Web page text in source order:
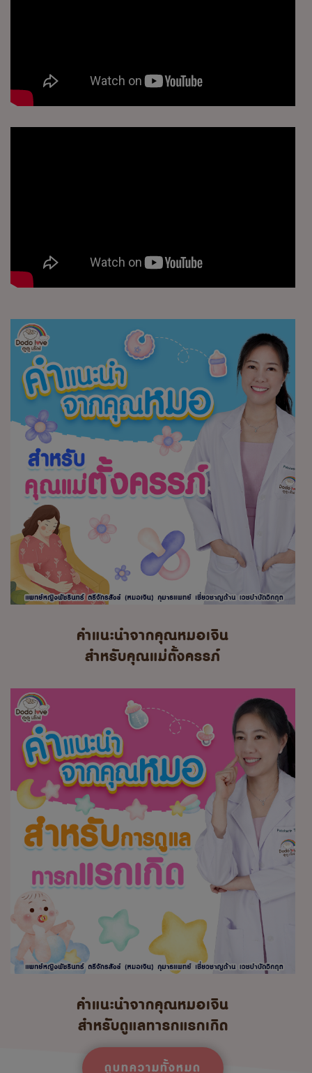
คำแนะนำจากคุณหมอเจิน
สำหรับคุณแม่ตั้งครรภ์
คำแนะนำจากคุณหมอเจิน
สำหรับดูแลทารกแรกเกิด
ดูบทความทั้งหมด